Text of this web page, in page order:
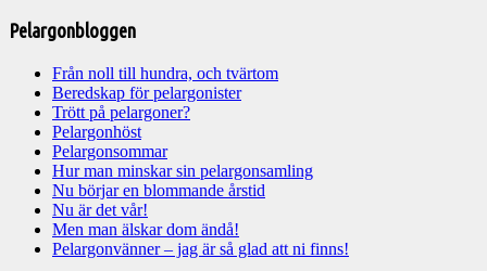
Pelargonbloggen
Från noll till hundra, och tvärtom
Beredskap för pelargonister
Trött på pelargoner?
Pelargonhöst
Pelargonsommar
Hur man minskar sin pelargonsamling
Nu börjar en blommande årstid
Nu är det vår!
Men man älskar dom ändå!
Pelargonvänner – jag är så glad att ni finns!